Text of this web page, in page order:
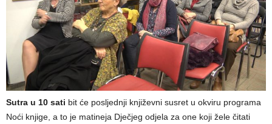
Sutra u 10 sati bit će posljednji književni susret u okviru programa
Noći knjige, a to je matineja Dječjeg odjela za one koji žele čitati